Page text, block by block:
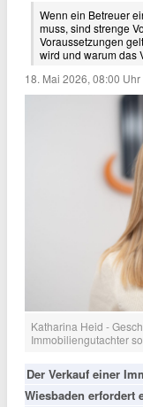
Wenn ein Betreuer
muss, sind strenge
Voraussetzungen
wird und warum das
18. Mai 2026, 08:00 Uhr
Katharina Heid -
Immobiliengutachter
Der Verkauf einer
Wiesbaden erfordert